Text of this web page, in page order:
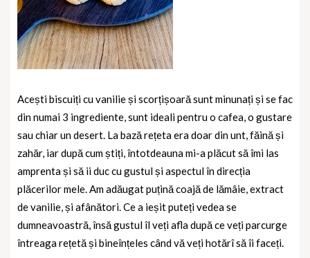
Acești biscuiți cu vanilie și scorțișoară sunt minunați și se fac
din numai 3 ingrediente, sunt ideali pentru o cafea, o gustare
sau chiar un desert. La bază rețeta era doar din unt, făină și
zahăr, iar după cum știți, întotdeauna mi-a plăcut să îmi las
amprenta și să ii duc cu gustul și aspectul în direcția
plăcerilor mele. Am adăugat puțină coajă de lămâie, extract
de vanilie, și afânători. Ce a ieșit puteți vedea se
dumneavoastră, însă gustul îl veți afla după ce veți parcurge
întreaga rețetă și bineînțeles când vă veți hotărî să îi faceți.